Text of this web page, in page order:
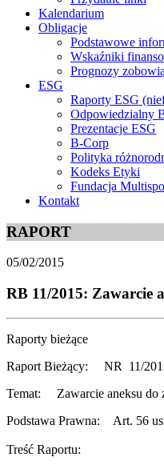
Kalendarium
Obligacje
Podstawowe
Wskaźniki
Prognozy
ESG
Raporty ESG
Odpowiedzialny
Prezentacje ESG
B-Corp
Polityka
Kodeks Etyki
Fundacja
Kontakt
RAPORT
05/02/2015
RB 11/2015: Zawarcie
Raporty bieżące
Raport Bieżący: NR 11/
Temat: Zawarcie aneksu do
Podstawa Prawna: Art. 56
Treść Raportu: